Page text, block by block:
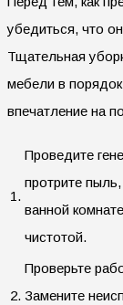
убедиться, что
Тщательная
мебели в
впечатление на
1.
Проведите
протрите
ванной
чистотой.
2.
Проверьте
Замените